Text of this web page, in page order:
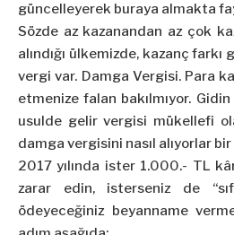
güncelleyerek buraya almakta
Sözde az kazanandan az çok
alındığı ülkemizde, kazanç
vergi var. Damga Vergisi. Para
etmenize falan bakılmıyor.
usulde gelir vergisi mükellefi
damga vergisini nasıl alıyorlar
2017 yılında ister 1.000.- TL
zarar edin, isterseniz de
ödeyeceğiniz beyanname